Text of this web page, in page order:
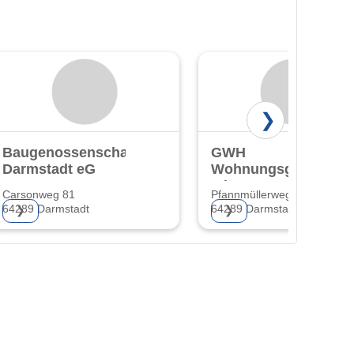
Baugenossenschaft
Darmstadt eG
Carsonweg 81
64289 Darmstadt
❯
GWH
mbH Hessen
Pfannmüllerweg 44
64289 Darmstadt-
❯
❯